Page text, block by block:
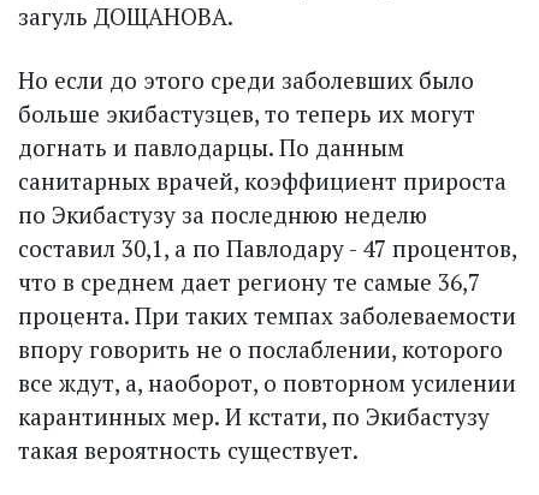
загуль ДОЩАНОВА.
Но если до этого среди заболевших было
больше экибастузцев, то теперь их могут
догнать и павлодарцы. По данным
санитарных врачей, коэффициент прироста
по Экибастузу за последнюю неделю
составил 30,1, а по Павлодару - 47 процентов,
что в среднем дает региону те самые 36,7
процента. При таких темпах заболеваемости
впору говорить не о послаблении, которого
все ждут, а, наоборот, о повторном усилении
карантинных мер. И кстати, по Экибастузу
такая вероятность существует.